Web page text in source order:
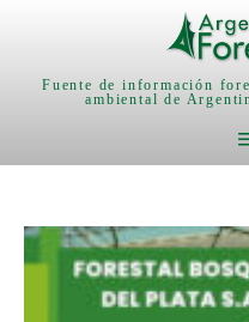
Fuente de información
ambiental de